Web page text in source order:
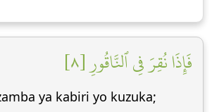
فَإِذَا نُقِرَ فِي ٱلنَّاقُورِ [٨]
ya kabiri yo kuzuka;